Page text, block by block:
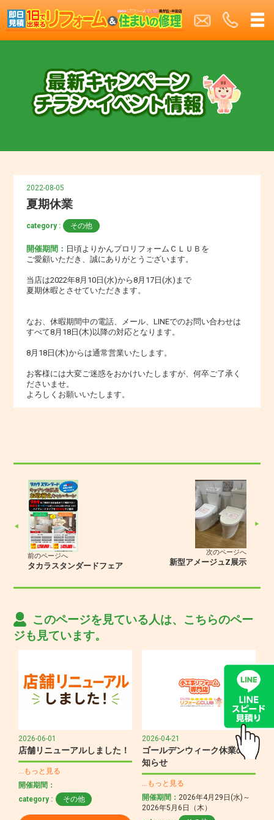
2022-08-05
夏期休業
category : その他
開催期間： 日頃よりかんプロリフォームＣＬＵＢを
ご愛顧いただき、誠にありがとうございます。
当店は2022年8月10日(水)から8月17日(水)まで
夏期休暇とさせていただきます。
なお、休暇期間中の電話、メール、LINEでのお問い合わせは
すべて8月18日(木)以降の対応となります。
8月18日(木)からは通常営業いたします。
お客様には大変ご迷惑をおかけいたしますが、何卒ご了承く
ださいませ。
よろしくお願いいたします。
前のページへ
タカラスタンダードフェア
次のページへ
新型アメージュZ展示
このページを見ている人は、こちらのペー
ジも見ています。
2026-06-01
店舗リニューアルしました！
…もっと見る
開催期間：
category :
その他
2026-04-21
ゴールデンウィーク休業のお
知らせ
…もっと見る
開催期間： 2026年4月29日(水)～
2026年5月6日（木）